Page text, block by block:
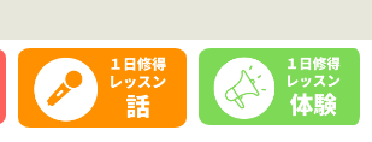
アマートムジカ
- All Rights Reserved.
お問い合わせ